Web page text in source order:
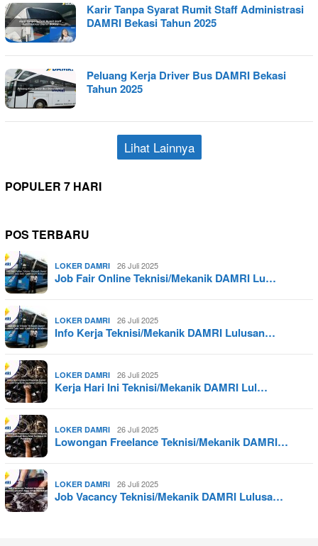
Karir Tanpa Syarat Rumit Staff Administrasi
DAMRI Bekasi Tahun 2025
Peluang Kerja Driver Bus DAMRI Bekasi
Tahun 2025
Lihat Lainnya
POPULER 7 HARI
POS TERBARU
LOKER DAMRI 26 Juli 2025
Job Fair Online Teknisi/Mekanik DAMRI Lu…
LOKER DAMRI 26 Juli 2025
Info Kerja Teknisi/Mekanik DAMRI Lulusan…
LOKER DAMRI 26 Juli 2025
Kerja Hari Ini Teknisi/Mekanik DAMRI Lul…
LOKER DAMRI 26 Juli 2025
Lowongan Freelance Teknisi/Mekanik DAMRI…
LOKER DAMRI 26 Juli 2025
Job Vacancy Teknisi/Mekanik DAMRI Lulusa…